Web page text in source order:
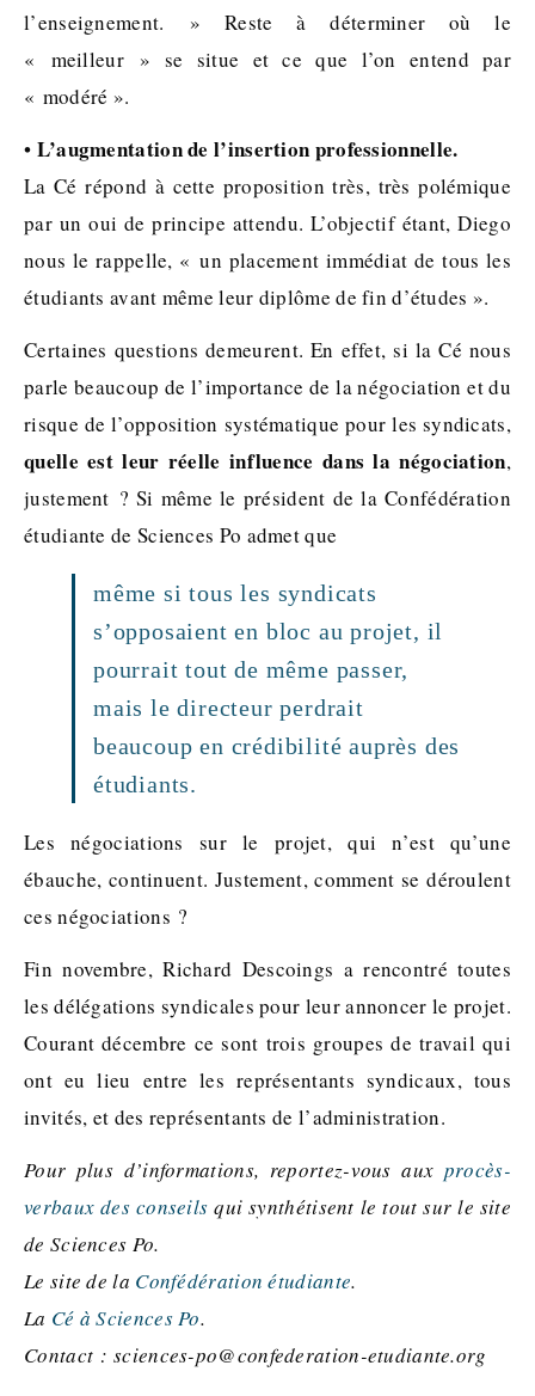
l’enseignement. » Reste à déterminer où le
« meilleur » se situe et ce que l’on entend par
« modéré ».
• L’augmentation de l’insertion professionnelle.
La Cé répond à cette proposition très, très polémique
par un oui de principe attendu. L’objectif étant, Diego
nous le rappelle, « un placement immédiat de tous les
étudiants avant même leur diplôme de fin d’études ».
Certaines questions demeurent. En effet, si la Cé nous
parle beaucoup de l’importance de la négociation et du
risque de l’opposition systématique pour les syndicats,
quelle est leur réelle influence dans la négociation,
justement ? Si même le président de la Confédération
étudiante de Sciences Po admet que
même si tous les syndicats
s’opposaient en bloc au projet, il
pourrait tout de même passer,
mais le directeur perdrait
beaucoup en crédibilité auprès des
étudiants.
Les négociations sur le projet, qui n’est qu’une
ébauche, continuent. Justement, comment se déroulent
ces négociations ?
Fin novembre, Richard Descoings a rencontré toutes
les délégations syndicales pour leur annoncer le projet.
Courant décembre ce sont trois groupes de travail qui
ont eu lieu entre les représentants syndicaux, tous
invités, et des représentants de l’administration.
Pour plus d’informations, reportez-vous aux procès-
verbaux des conseils qui synthétisent le tout sur le site
de Sciences Po.
Le site de la Confédération étudiante.
La Cé à Sciences Po.
Contact : sciences-po@confederation-etudiante.org